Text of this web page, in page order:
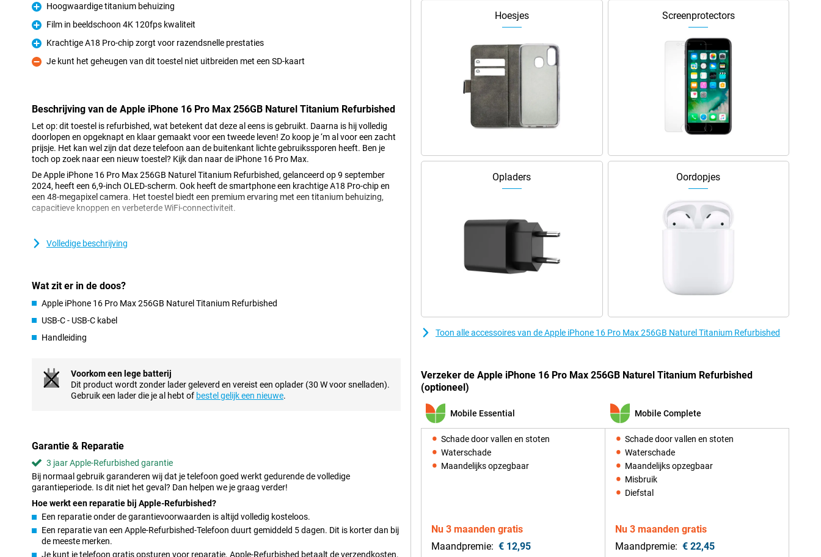
Pluspunt
Hoogwaardige titanium behuizing
Pluspunt
Film in beeldschoon 4K 120fps kwaliteit
Pluspunt
Krachtige A18 Pro-chip zorgt voor razendsnelle prestaties
Minpunt
Je kunt het geheugen van dit toestel niet uitbreiden met een SD-kaart
Beschrijving van de Apple iPhone 16 Pro Max 256GB Naturel Titanium Refurbished
Let op: dit toestel is refurbished, wat betekent dat deze al eens is gebruikt. Daarna is hij volledig
doorlopen en opgeknapt en klaar gemaakt voor een tweede leven! Zo koop je ‘m al voor een zacht
prijsje. Het kan wel zijn dat deze telefoon aan de buitenkant lichte gebruikssporen heeft. Ben je
toch op zoek naar een nieuw toestel? Kijk dan naar de iPhone 16 Pro Max.
De Apple iPhone 16 Pro Max 256GB Naturel Titanium Refurbished, gelanceerd op 9 september
2024, heeft een 6,9-inch OLED-scherm. Ook heeft de smartphone een krachtige A18 Pro-chip en
een 48-megapixel camera. Het toestel biedt een premium ervaring met een titanium behuizing,
capacitieve knoppen en verbeterde WiFi-connectiviteit.
Het 6,9-inch micro-lens OLED-scherm van de Apple iPhone 16 Pro Max is groter dan het scherm
levendige kleuren en diepe contrasten, waardoor alles er indrukwekkend uitziet. Met de Dynamic
Island-functie blijf je altijd op de hoogte van je meldingen, zonder dat je je film of game hoeft te
onderbreken. Vind je het scherm van de iPhone 16 Pro Max te groot, neem dan een kijkje bij de
Indrukwekkende camerasetup
vol details, of je nu in fel zonlicht of bij weinig licht fotografeert. De superperiscoop-lens biedt tot
wel 10x optische zoom, waarmee je onderwerpen van veraf dichtbij kunt halen zonder
kwaliteitsverlies. Dit is een verdubbeling van de zoommogelijkheden ten opzichte van de Apple
16 Pro Max kan het allemaal.
Premium ontwerp
De Apple iPhone 16 Pro Max is gehuld in een sterke, maar lichte titanium behuizing. De behuizing
laat het toestel niet alleen luxe aanvoelen, maar de smartphone is ook beter beschermt tegen
krassen en stoten. De afgeronde zijkanten zorgen ervoor dat de telefoon prettig in de hand ligt,
terwijl het lichte gewicht het gebruiksgemak verhoogt.
Vernieuwde knoppen
Volledige beschrijving
Wat zit er in de doos?
Apple iPhone 16 Pro Max 256GB Naturel Titanium Refurbished
USB-C - USB-C kabel
Handleiding
Voorkom een lege batterij
Dit product wordt zonder lader geleverd en vereist een oplader (30 W voor snelladen).
Gebruik een lader die je al hebt of bestel gelijk een nieuwe.
Garantie & Reparatie
3 jaar Apple-Refurbished garantie
Bij normaal gebruik garanderen wij dat je telefoon goed werkt gedurende de volledige
garantieperiode. Is dit niet het geval? Dan helpen we je graag verder!
Hoe werkt een reparatie bij Apple-Refurbished?
Een reparatie onder de garantievoorwaarden is altijd volledig kosteloos.
Een reparatie van een Apple-Refurbished-Telefoon duurt gemiddeld 5 dagen. Dit is korter dan bij
de meeste merken.
Je kunt je telefoon gratis opsturen voor reparatie. Apple-Refurbished betaalt de verzendkosten.
Hoesjes Screenprotectors
Opladers Oordopjes
Toon alle accessoires van de Apple iPhone 16 Pro Max 256GB Naturel Titanium Refurbished
Verzeker de Apple iPhone 16 Pro Max 256GB Naturel Titanium Refurbished
(optioneel)
Mobile Essential
Schade door vallen en stoten
Waterschade
Maandelijks opzegbaar
Nu 3 maanden gratis
Maandpremie: € 12,95
Mobile Complete
Schade door vallen en stoten
Waterschade
Maandelijks opzegbaar
Misbruik
Diefstal
Nu 3 maanden gratis
Maandpremie: € 22,45